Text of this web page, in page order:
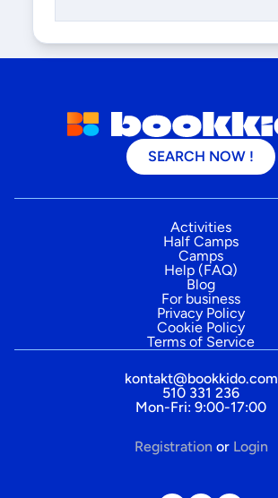
SEARCH NOW !
Activities
Half Camps
Camps
Help (FAQ)
Blog
For business
Privacy Policy
Cookie Policy
Terms of Service
kontakt@bookkido.com
510 331 236
Mon-Fri: 9:00-17:00
Registration or Login